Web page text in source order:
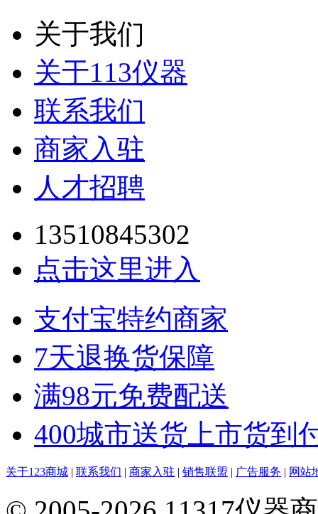
关于我们
关于113仪器
联系我们
商家入驻
人才招聘
13510845302
点击这里进入
支付宝特约商家
7天退换货保障
满98元免费配送
400城市送货上市货到
关于123商城 | 联系我们 | 商家入驻 | 销售联盟 | 广告服务 | 网站